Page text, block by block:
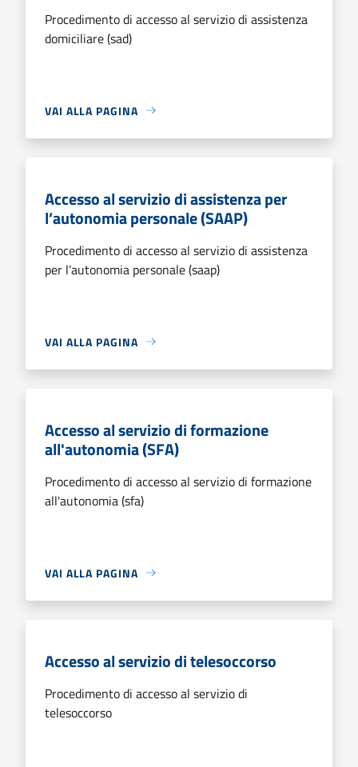
Procedimento di accesso al servizio di assistenza
domiciliare (sad)
VAI ALLA PAGINA
Accesso al servizio di assistenza per
l’autonomia personale (SAAP)
Procedimento di accesso al servizio di assistenza
per l’autonomia personale (saap)
VAI ALLA PAGINA
Accesso al servizio di formazione
all'autonomia (SFA)
Procedimento di accesso al servizio di formazione
all'autonomia (sfa)
VAI ALLA PAGINA
Accesso al servizio di telesoccorso
Procedimento di accesso al servizio di
telesoccorso